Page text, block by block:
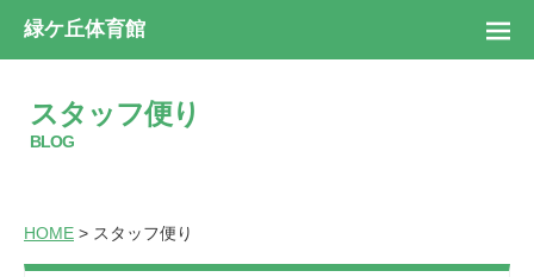
緑ケ丘体育館
スタッフ便り
BLOG
HOME > スタッフ便り